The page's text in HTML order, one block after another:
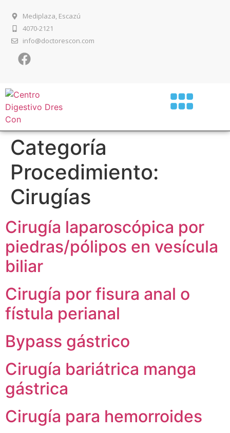
Mediplaza, Escazú
4070-2121
info@doctorescon.com
Categoría
Procedimiento:
Cirugías
Cirugía laparoscópica por
piedras/pólipos en vesícula
biliar
Cirugía por fisura anal o
fístula perianal
Bypass gástrico
Cirugía bariátrica manga
gástrica
Cirugía para hemorroides